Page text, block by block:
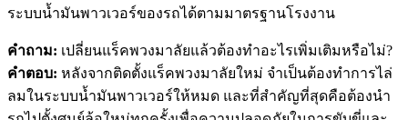
ระบบน้ำมันพาวเวอร์ของรถได้ตามมาตรฐานโรงงาน
คำถาม: เปลี่ยนแร็คพวงมาลัยแล้วต้องทำอะไรเพิ่มเติมหรือไม่?
คำตอบ: หลังจากติดตั้งแร็คพวงมาลัยใหม่ จำเป็นต้องทำการไล่
ลมในระบบน้ำมันพาวเวอร์ให้หมด และที่สำคัญที่สุดคือต้องนำ